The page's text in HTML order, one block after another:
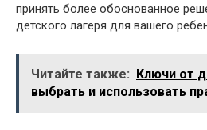
принять более обоснованное
детского лагеря для вашего
Читайте также:
Ключи от
выбрать и использовать